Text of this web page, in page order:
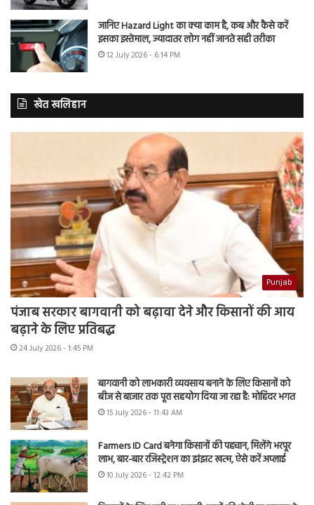
जानिए Hazard Light का क्या काम है, कब और कैसे करें
इसका इस्तेमाल, ज्यादातर लोग नहीं जानते सही तरीका
12 July 2026 - 6:14 PM
खेत खलिहान
Punjab
पंजाब सरकार बागवानी को बढ़ावा देने और किसानों की आय
बढ़ाने के लिए प्रतिबद्ध
24 July 2026 - 1:45 PM
बागवानी को लाभकारी व्यवसाय बनाने के लिए किसानों को
बीज से बाजार तक पूरा सहयोग दिया जा रहा है: मोहिंदर भगत
15 July 2026 - 11:43 AM
Farmers ID Card बनेगा किसानों की पहचान, मिलेंगे भरपूर
लाभ, बार-बार रजिस्ट्रेशन का झंझट खत्म, ऐसे करें अप्लाई
10 July 2026 - 12:42 PM